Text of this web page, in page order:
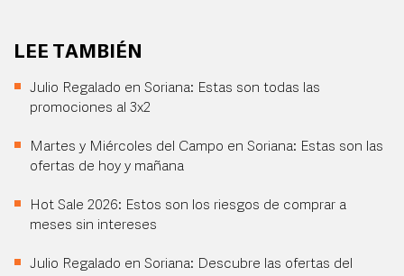
LEE TAMBIÉN
Julio Regalado en Soriana: Estas son todas las
promociones al 3x2
Martes y Miércoles del Campo en Soriana: Estas son las
ofertas de hoy y mañana
Hot Sale 2026: Estos son los riesgos de comprar a
meses sin intereses
Julio Regalado en Soriana: Descubre las ofertas del